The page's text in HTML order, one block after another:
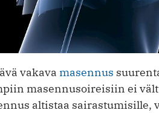
vakava masennus
masennusoireisiin ei
altistaa